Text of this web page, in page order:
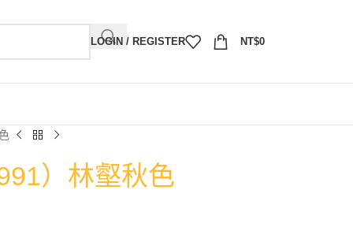
LOGIN / REGISTER NT$0
）林壑秋色